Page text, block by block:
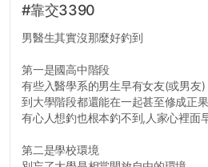
#靠交3390
男醫生其實沒那麼好釣到
第一是國高中階段
有些入醫學系的男生早有女友(或男友)
到大學階段都還能在一起甚至修成正
有心人想釣也根本釣不到,人家心裡面
第二是學校環境